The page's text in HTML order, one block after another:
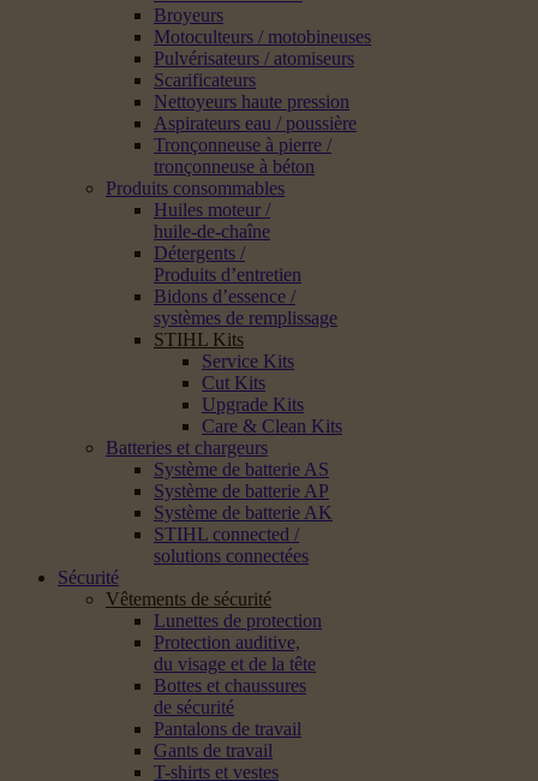
Broyeurs
Motoculteurs / motobineuses
Pulvérisateurs / atomiseurs
Scarificateurs
Nettoyeurs haute pression
Aspirateurs eau / poussière
Tronçonneuse à pierre /
tronçonneuse à béton
Produits consommables
Huiles moteur /
huile-de-chaîne
Détergents /
Produits d’entretien
Bidons d’essence /
systèmes de remplissage
STIHL Kits
Service Kits
Cut Kits
Upgrade Kits
Care & Clean Kits
Batteries et chargeurs
Système de batterie AS
Système de batterie AP
Système de batterie AK
STIHL connected /
solutions connectées
Sécurité
Vêtements de sécurité
Lunettes de protection
Protection auditive,
du visage et de la tête
Bottes et chaussures
de sécurité
Pantalons de travail
Gants de travail
T-shirts et vestes